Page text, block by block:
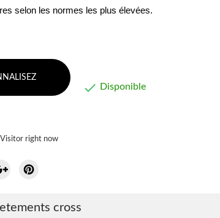
selon les normes les plus élevées.
 Disponible
Visitor right now
cross